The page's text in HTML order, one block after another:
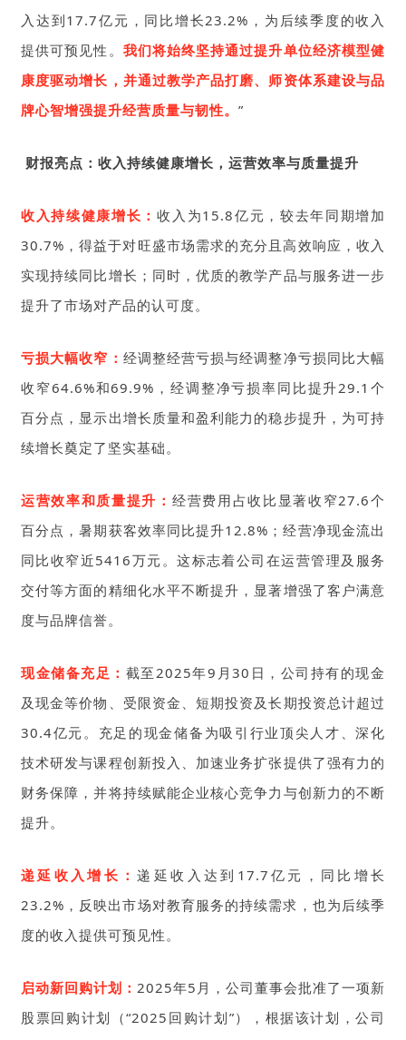
入达到17.7亿元，同比增长23.2%，为后续季度的收入
提供可预见性。 我们将始终坚持通过提升单位经济模型健
康度驱动增长，并通过教学产品打磨、师资体系建设与品
牌心智增强提升经营质量与韧性。 ”
财报亮点：收入持续健康增长，运营效率与质量提升
收入持续健康增长：收入为15.8亿元，较去年同期增加
30.7%，得益于对旺盛市场需求的充分且高效响应，收入
实现持续同比增长；同时，优质的教学产品与服务进一步
提升了市场对产品的认可度。
亏损大幅收窄： 经调整经营亏损与经调整净亏损同比大幅
收窄64.6%和69.9%，经调整净亏损率同比提升29.1个
百分点，显示出增长质量和盈利能力的稳步提升，为可持
续增长奠定了坚实基础。
运营效率和质量提升： 经营费用占收比显著收窄27.6个
百分点，暑期获客效率同比提升12.8%；经营净现金流出
同比收窄近5416万元。这标志着公司在运营管理及服务
交付等方面的精细化水平不断提升，显著增强了客户满意
度与品牌信誉。
现金储备充足： 截至2025年9月30日，公司持有的现金
及现金等价物、受限资金、短期投资及长期投资总计超过
30.4亿元。充足的现金储备为吸引行业顶尖人才、深化
技术研发与课程创新投入、加速业务扩张提供了强有力的
财务保障，并将持续赋能企业核心竞争力与创新力的不断
提升。
递延收入增长：递延收入达到17.7亿元，同比增长
23.2%，反映出市场对教育服务的持续需求，也为后续季
度的收入提供可预见性。
启动新回购计划： 2025年5月，公司董事会批准了一项新
股票回购计划（“2025回购计划”），根据该计划，公司